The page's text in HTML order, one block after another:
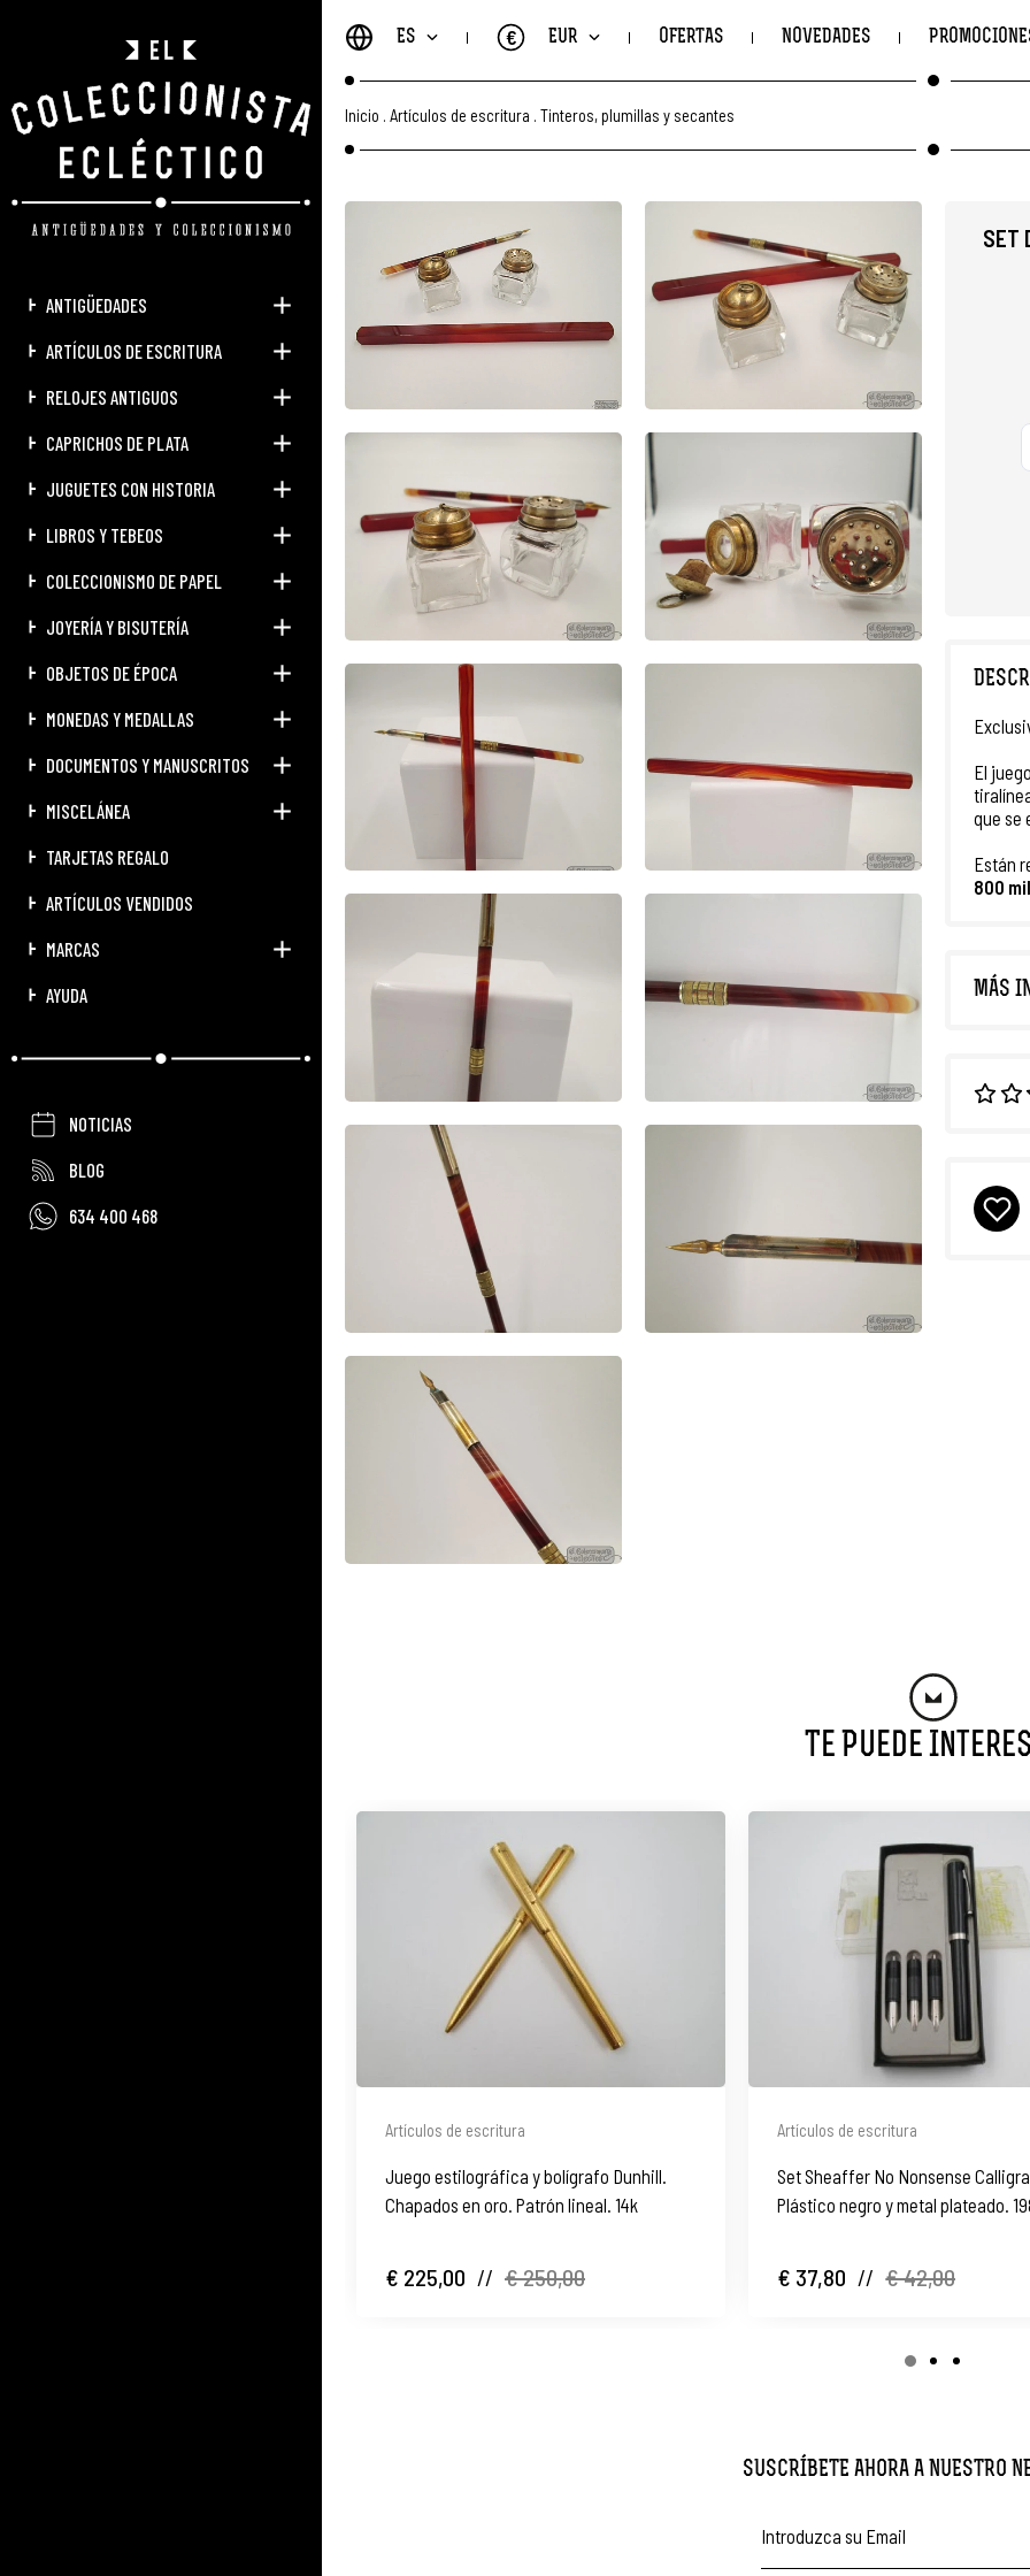
ANTIGÜEDADES
ARTÍCULOS DE ESCRITURA
RELOJES ANTIGUOS
CAPRICHOS DE PLATA
JUGUETES CON HISTORIA
LIBROS Y TEBEOS
COLECCIONISMO DE PAPEL
JOYERÍA Y BISUTERÍA
OBJETOS DE ÉPOCA
MONEDAS Y MEDALLAS
DOCUMENTOS Y MANUSCRITOS
MISCELÁNEA
TARJETAS REGALO
ARTÍCULOS VENDIDOS
MARCAS
AYUDA
NOTICIAS
BLOG
634 400 468
ES EUR
€ OFERTAS NOVEDADES
Inicio Artículos de escritura Tinteros, plumillas y secantes
SET
El
que se
Están
800
MÁS
Te Puede
Artículos de escritura
Juego estilográfica y bolígrafo Dunhill.
Chapados en oro. Patrón lineal. 14k
€ 225,00 // € 250,00
Artículos de escritura
Set Sheaffer No Nonsense
Plástico negro y metal plateado.
€ 37,80 // € 42,00
SUSCRÍBETE AHORA A NUESTRO